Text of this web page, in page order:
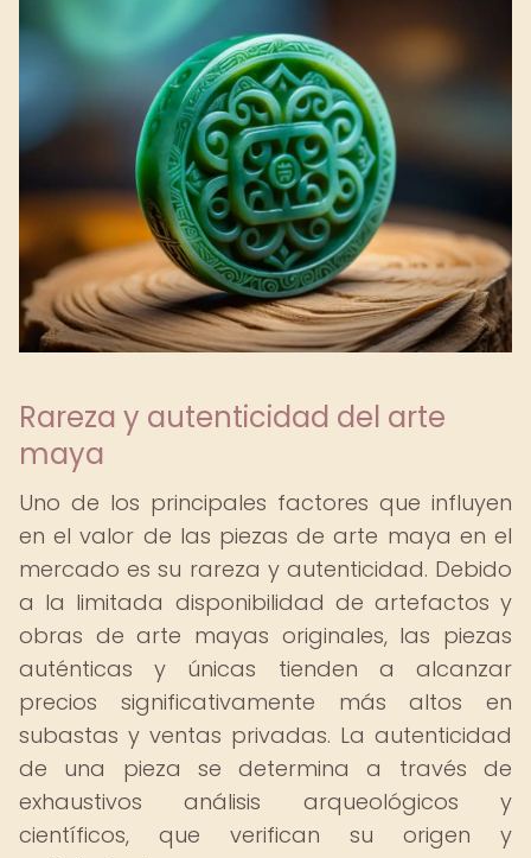
Rareza y autenticidad del arte
maya
Uno de los principales factores que influyen
en el valor de las piezas de arte maya en el
mercado es su rareza y autenticidad. Debido
a la limitada disponibilidad de artefactos y
obras de arte mayas originales, las piezas
auténticas y únicas tienden a alcanzar
precios significativamente más altos en
subastas y ventas privadas. La autenticidad
de una pieza se determina a través de
exhaustivos análisis arqueológicos y
científicos, que verifican su origen y